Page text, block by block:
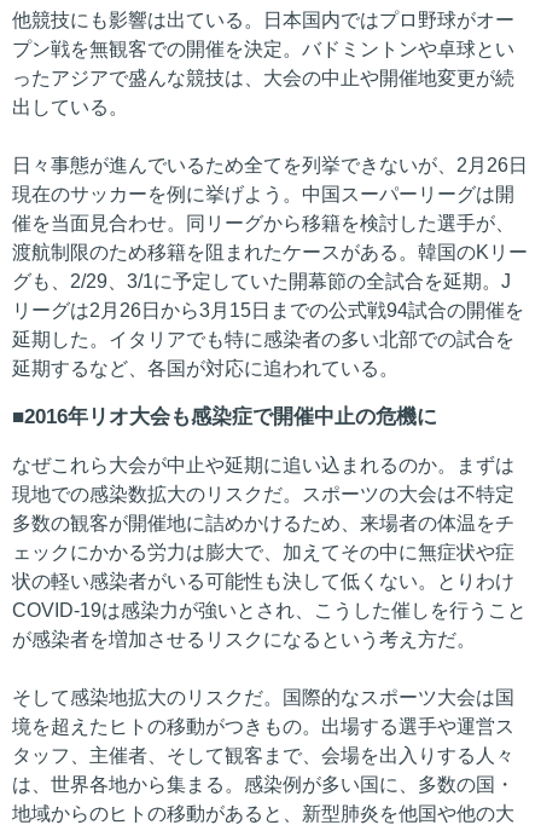
他競技にも影響は出ている。日本国内ではプロ野球がオー
プン戦を無観客での開催を決定。バドミントンや卓球とい
ったアジアで盛んな競技は、大会の中止や開催地変更が続
出している。
日々事態が進んでいるため全てを列挙できないが、2月26日
現在のサッカーを例に挙げよう。中国スーパーリーグは開
催を当面見合わせ。同リーグから移籍を検討した選手が、
渡航制限のため移籍を阻まれたケースがある。韓国のKリー
グも、2/29、3/1に予定していた開幕節の全試合を延期。J
リーグは2月26日から3月15日までの公式戦94試合の開催を
延期した。イタリアでも特に感染者の多い北部での試合を
延期するなど、各国が対応に追われている。
2016年リオ大会も感染症で開催中止の危機に
なぜこれら大会が中止や延期に追い込まれるのか。まずは
現地での感染数拡大のリスクだ。スポーツの大会は不特定
多数の観客が開催地に詰めかけるため、来場者の体温をチ
ェックにかかる労力は膨大で、加えてその中に無症状や症
状の軽い感染者がいる可能性も決して低くない。とりわけ
COVID-19は感染力が強いとされ、こうした催しを行うこと
が感染者を増加させるリスクになるという考え方だ。
そして感染地拡大のリスクだ。国際的なスポーツ大会は国
境を超えたヒトの移動がつきもの。出場する選手や運営ス
タッフ、主催者、そして観客まで、会場を出入りする人々
は、世界各地から集まる。感染例が多い国に、多数の国・
地域からのヒトの移動があると、新型肺炎を他国や他の大